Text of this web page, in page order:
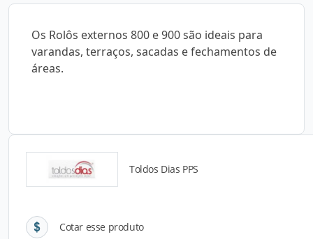
Os Rolôs externos 800 e 900 são ideais para
varandas, terraços, sacadas e fechamentos de
áreas.
Toldos Dias PPS
Cotar esse produto
Detalhes do produto